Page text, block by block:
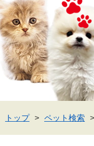
トップ ペット検索